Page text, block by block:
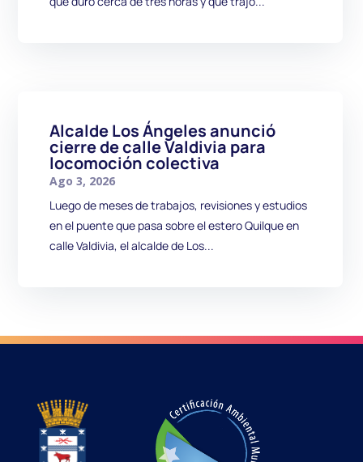
Alcalde Los Ángeles anunció
cierre de calle Valdivia para
locomoción colectiva
Ago 3, 2026
Luego de meses de trabajos, revisiones y estudios
en el puente que pasa sobre el estero Quilque en
calle Valdivia, el alcalde de Los...